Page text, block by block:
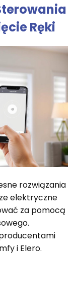
Ręki
rozwiązania
elektryczne
za pomocą
i Elero.